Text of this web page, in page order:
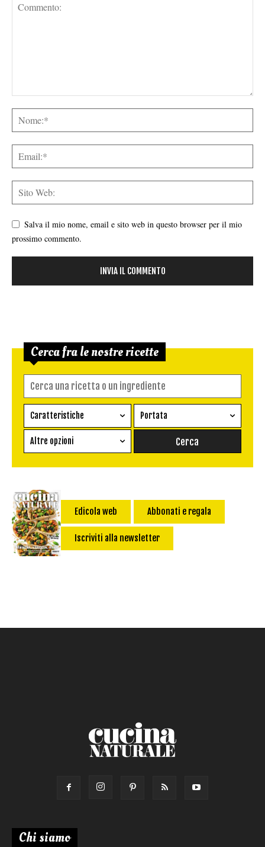
Salva il mio nome, email e sito web in questo browser per il mio
prossimo commento.
Cerca fra le nostre ricette
Caratteristiche
Ricetta vegetariana
Senza glutine
senza uova
Vegan
Portata
Conserva
Pane
Primo
Salsa
Altre opzioni
Impatto Glicemico:
Calorie max (kcal):
Edicola web Abbonati e regala
Iscriviti alla newsletter
Chi siamo